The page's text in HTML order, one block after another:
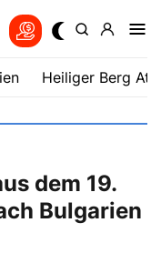
Heiliger Berg
dem 19.
Bulgarien